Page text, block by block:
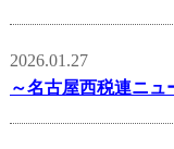
2026.01.27
～名古屋西税連ニ